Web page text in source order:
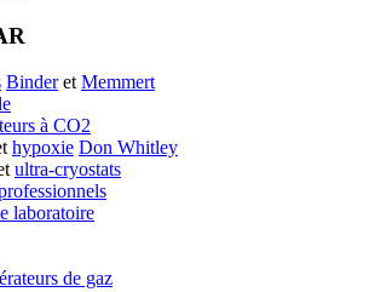
BinderetMemmert
à CO2
hypoxie Don Whitley
ultra-cryostats
laboratoire
de gaz